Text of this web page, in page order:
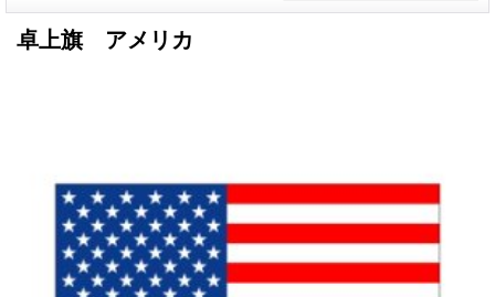
卓上旗 アメリカ